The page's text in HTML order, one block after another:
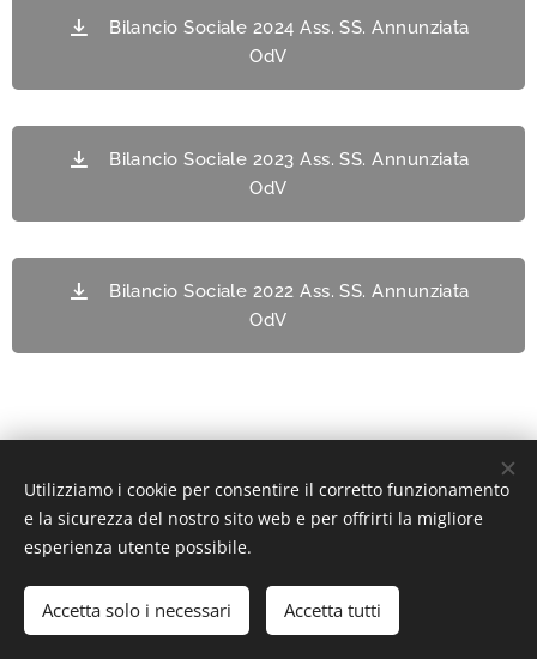
Bilancio Sociale 2024 Ass. SS. Annunziata
OdV
Bilancio Sociale 2023 Ass. SS. Annunziata
OdV
Bilancio Sociale 2022 Ass. SS. Annunziata
OdV
Associazione SS. Annunziata OdV - Via Francesco Podesti n°12,
60122 Ancona - tel: 071.201512 - email:
Creato con Webnode Cookies
Utilizziamo i cookie per consentire il corretto funzionamento
e la sicurezza del nostro sito web e per offrirti la migliore
esperienza utente possibile.
Accetta solo i necessari Accetta tutti